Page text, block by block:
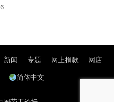
新闻 专题 网上捐款 网店
简体中文